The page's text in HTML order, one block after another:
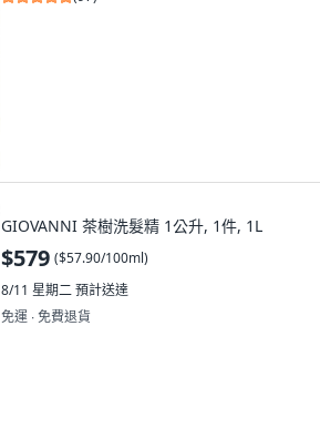
GIOVANNI 茶樹洗髮精 1公升, 1件, 1L
$579 ($57.90/100ml)
8/11 星期二預計送達
免運 ∙ 免費退貨